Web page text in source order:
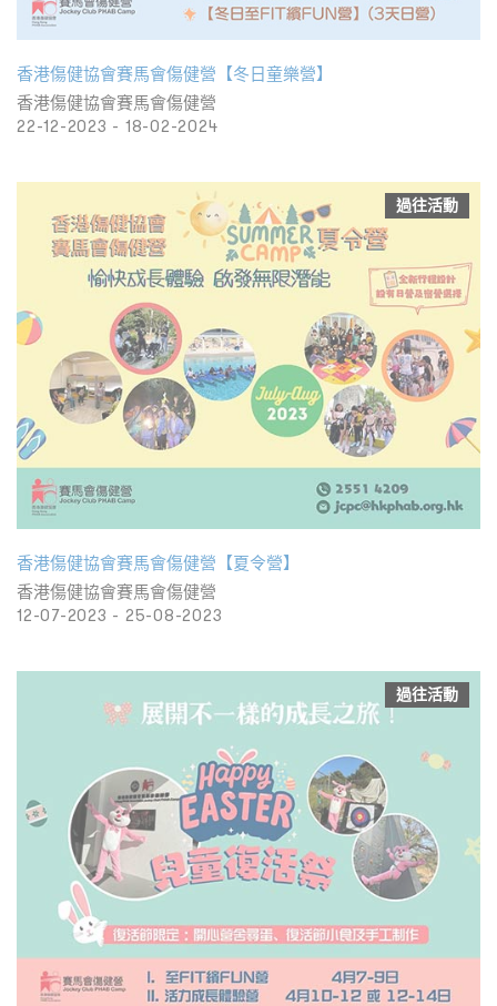
香港傷健協會賽馬會傷健營【冬日童樂營】
香港傷健協會賽馬會傷健營
22-12-2023 - 18-02-2024
過往活動
香港傷健協會賽馬會傷健營【夏令營】
香港傷健協會賽馬會傷健營
12-07-2023 - 25-08-2023
過往活動